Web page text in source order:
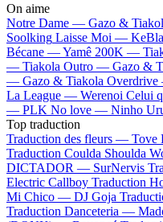
On aime
Notre Dame — Gazo &
Soolking Laisse Moi —
Bécane —Yamê 200K —
— Tiakola Outro — Gazo &
— Gazo & Tiakola
La League — Werenoi Celui
— PLK No love — Ninho
Top traduction
Traduction des fleurs — Tove
Traduction Coulda Shoulda
DICTADOR — SurNervis
Electric Callboy Traduction
Mi Chico — DJ Goja
Traduction Danceteria —